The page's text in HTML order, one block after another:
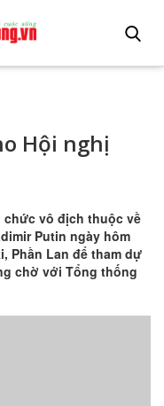
Hội nghị
chức vô địch thuộc về
Putin ngày hôm
Phần Lan để tham dự
chờ với Tổng thống